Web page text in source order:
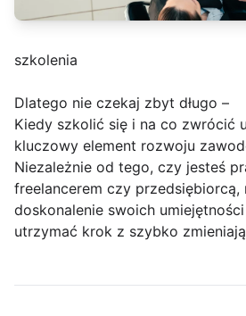
szkolenia
Dlatego nie czekaj zbyt długo –
Kiedy szkolić się i na co zwrócić
kluczowy element rozwoju
Niezależnie od tego, czy jesteś
freelancerem czy przedsiębiorcą,
doskonalenie swoich
utrzymać krok z szybko